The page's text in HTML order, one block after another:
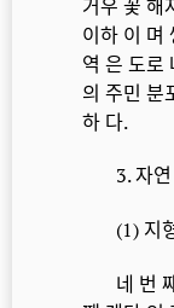
거우 꽃 해
이하 이 며
역 은 도로
의 주민 분
하 다.
3. 자연
(1) 지
네 번 째